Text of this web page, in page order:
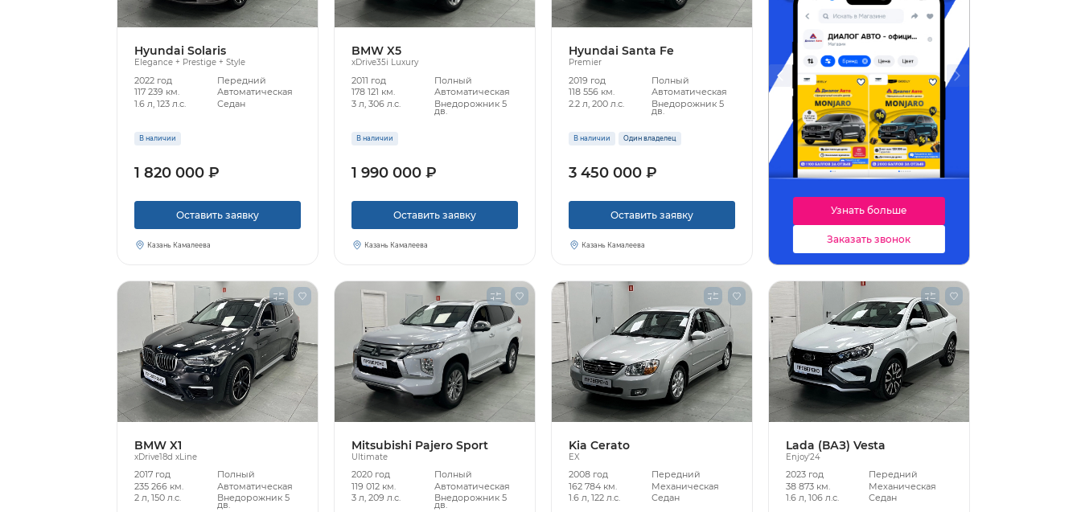
Hyundai Solaris
Elegance + Prestige + Style
2022 год
Передний
117 239 км.
Автоматическая
1.6 л, 123 л.с.
Седан
В наличии
1 820 000 ₽
Оставить заявку
Казань Камалеева
BMW X5
xDrive35i Luxury
2011 год
Полный
178 121 км.
Автоматическая
3 л, 306 л.с.
Внедорожник 5
дв.
В наличии
1 990 000 ₽
Оставить заявку
Казань Камалеева
Hyundai Santa Fe
Premier
2019 год
Полный
118 556 км.
Автоматическая
2.2 л, 200 л.с.
Внедорожник 5
дв.
В наличии Один владелец
3 450 000 ₽
Оставить заявку
Казань Камалеева
Узнать больше Узнать больше
Заказать звонок
BMW X1
xDrive18d xLine
2017 год
Полный
235 266 км.
Автоматическая
2 л, 150 л.с.
Внедорожник 5
дв.
Mitsubishi Pajero Sport
Ultimate
2020 год
Полный
119 012 км.
Автоматическая
3 л, 209 л.с.
Внедорожник 5
дв.
Kia Cerato
EX
2008 год
Передний
162 784 км.
Механическая
1.6 л, 122 л.с.
Седан
Lada (ВАЗ) Vesta
Enjoy'24
2023 год
Передний
38 873 км.
Механическая
1.6 л, 106 л.с.
Седан